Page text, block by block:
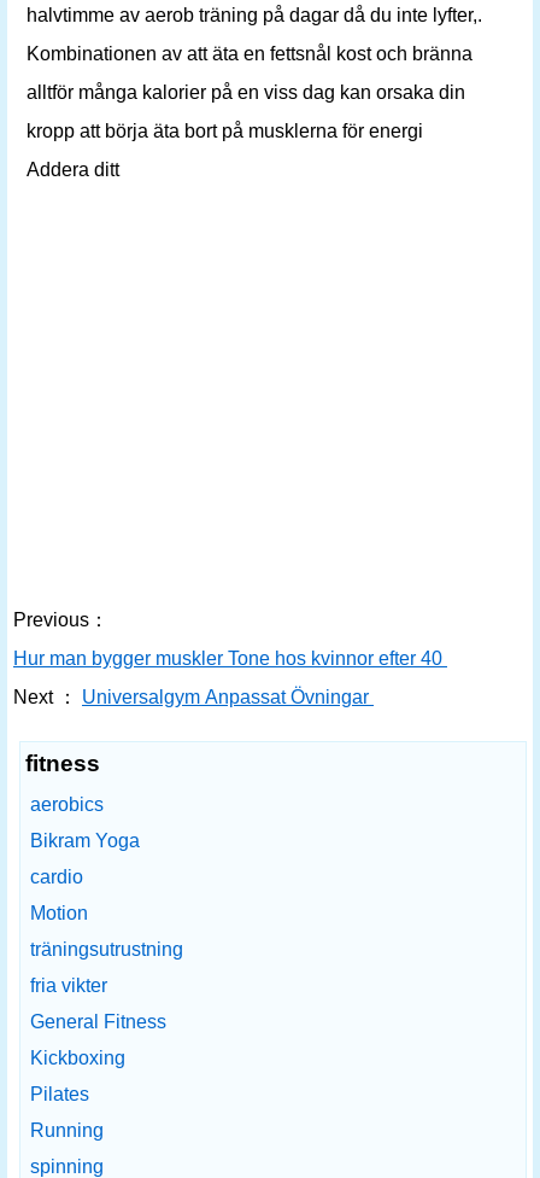
halvtimme av aerob träning på dagar då du inte lyfter,.
Kombinationen av att äta en fettsnål kost och bränna
alltför många kalorier på en viss dag kan orsaka din
kropp att börja äta bort på musklerna för energi
Addera ditt
Previous：
Hur man bygger muskler Tone hos kvinnor efter 40
Next ：
Universalgym Anpassat Övningar
fitness
aerobics
Bikram Yoga
cardio
Motion
träningsutrustning
fria vikter
General Fitness
Kickboxing
Pilates
Running
spinning